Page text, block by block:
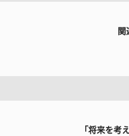
関
「将来を考